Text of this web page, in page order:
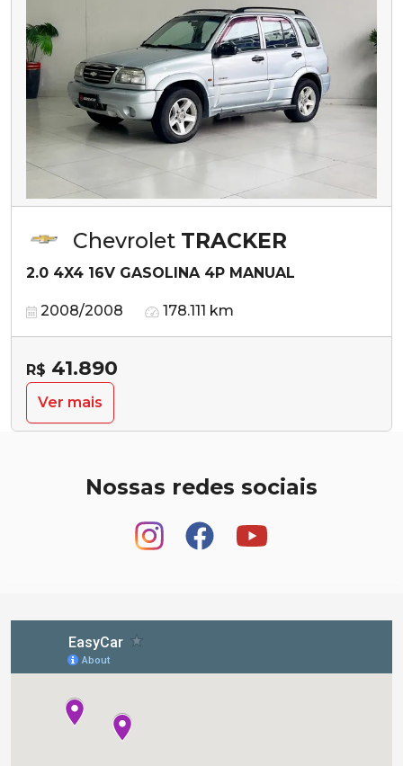
Chevrolet TRACKER
2.0 4X4 16V GASOLINA 4P MANUAL
2008/2008 178.111 km
R$ 41.890
Ver mais
Nossas redes sociais